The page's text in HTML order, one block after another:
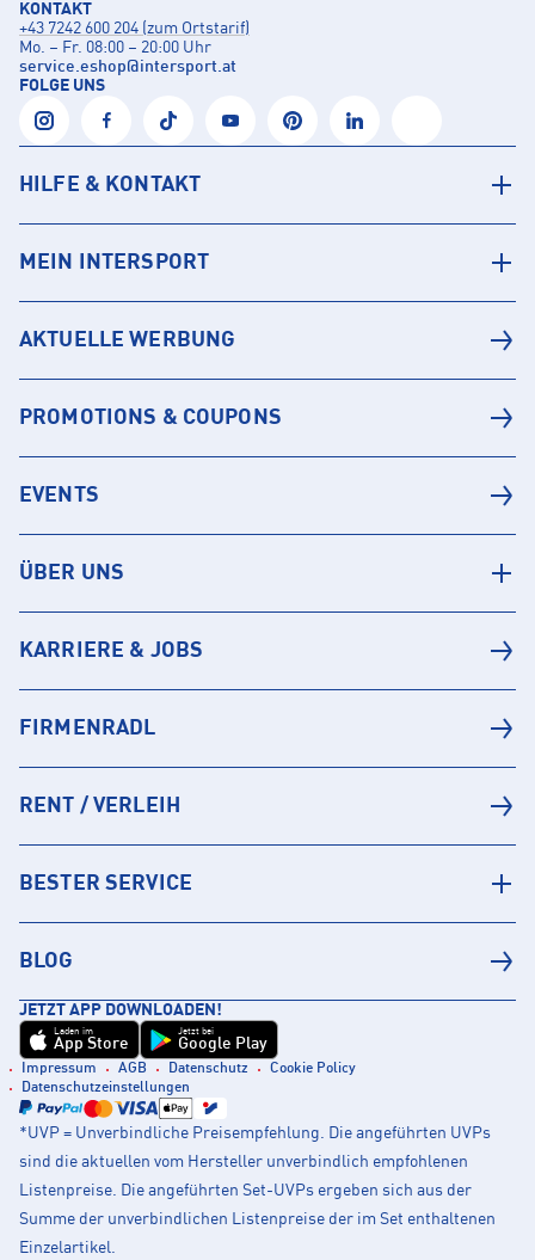
KONTAKT
+43 7242 600 204 (zum Ortstarif)
Mo. – Fr. 08:00 – 20:00 Uhr
service.eshop@intersport.at
FOLGE UNS
HILFE & KONTAKT
MEIN INTERSPORT
AKTUELLE WERBUNG
PROMOTIONS & COUPONS
EVENTS
ÜBER UNS
KARRIERE & JOBS
FIRMENRADL
RENT / VERLEIH
BESTER SERVICE
BLOG
JETZT APP DOWNLOADEN!
Laden im
App Store
Jetzt bei
Google Play
Impressum AGB Datenschutz
Cookie Policy
Datenschutzeinstellungen
*UVP = Unverbindliche Preisempfehlung. Die angeführten UVPs
sind die aktuellen vom Hersteller unverbindlich empfohlenen
Listenpreise. Die angeführten Set-UVPs ergeben sich aus der
Summe der unverbindlichen Listenpreise der im Set enthaltenen
Einzelartikel.